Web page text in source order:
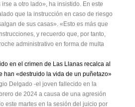
a otro lado», ha insistido. En este
que la instrucción en caso de riesgo
de sus casas». «Esto es más que
y recuerdo que, por tanto,
administrativo en forma de multa
en el crimen de Las Llanas recalca al
han «destruido la vida de un puñetazo»
Delgado -el joven fallecido en la
de 2024 a causa de una agresión
este martes en la sesión del juicio por